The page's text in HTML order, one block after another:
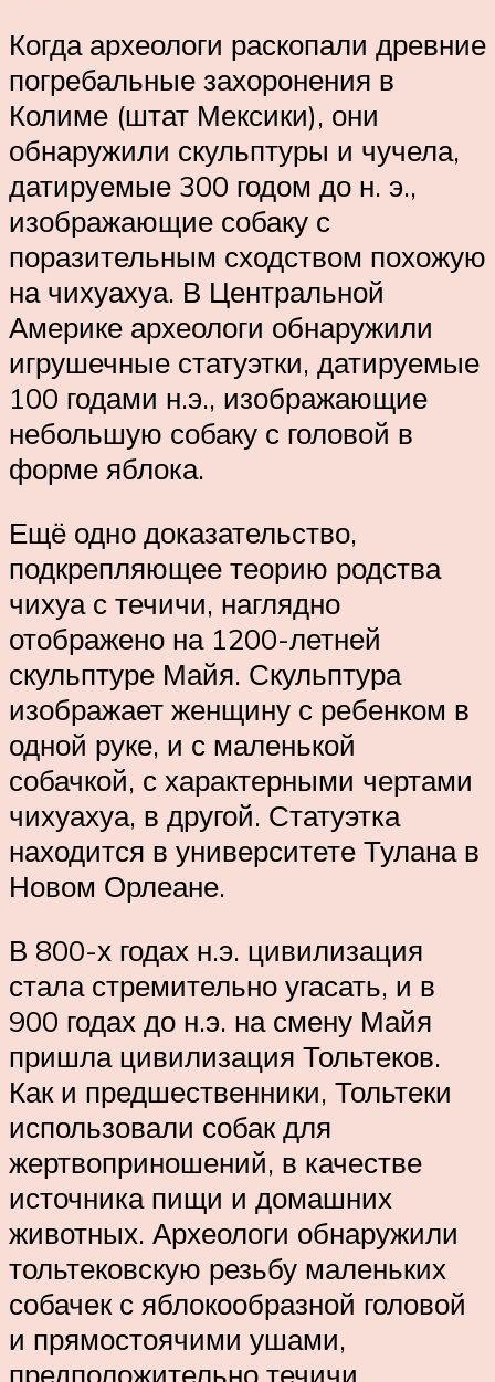
Когда археологи раскопали древние
погребальные захоронения в
Колиме (штат Мексики), они
обнаружили скульптуры и чучела,
датируемые 300 годом до н. э.,
изображающие собаку с
поразительным сходством похожую
на чихуахуа. В Центральной
Америке археологи обнаружили
игрушечные статуэтки, датируемые
100 годами н.э., изображающие
небольшую собаку с головой в
форме яблока.
Ещё одно доказательство,
подкрепляющее теорию родства
чихуа с течичи, наглядно
отображено на 1200-летней
скульптуре Майя. Скульптура
изображает женщину с ребенком в
одной руке, и с маленькой
собачкой, с характерными чертами
чихуахуа, в другой. Статуэтка
находится в университете Тулана в
Новом Орлеане.
В 800-х годах н.э. цивилизация
стала стремительно угасать, и в
900 годах до н.э. на смену Майя
пришла цивилизация Тольтеков.
Как и предшественники, Тольтеки
использовали собак для
жертвоприношений, в качестве
источника пищи и домашних
животных. Археологи обнаружили
тольтековскую резьбу маленьких
собачек с яблокообразной головой
и прямостоячими ушами,
предположительно течичи.